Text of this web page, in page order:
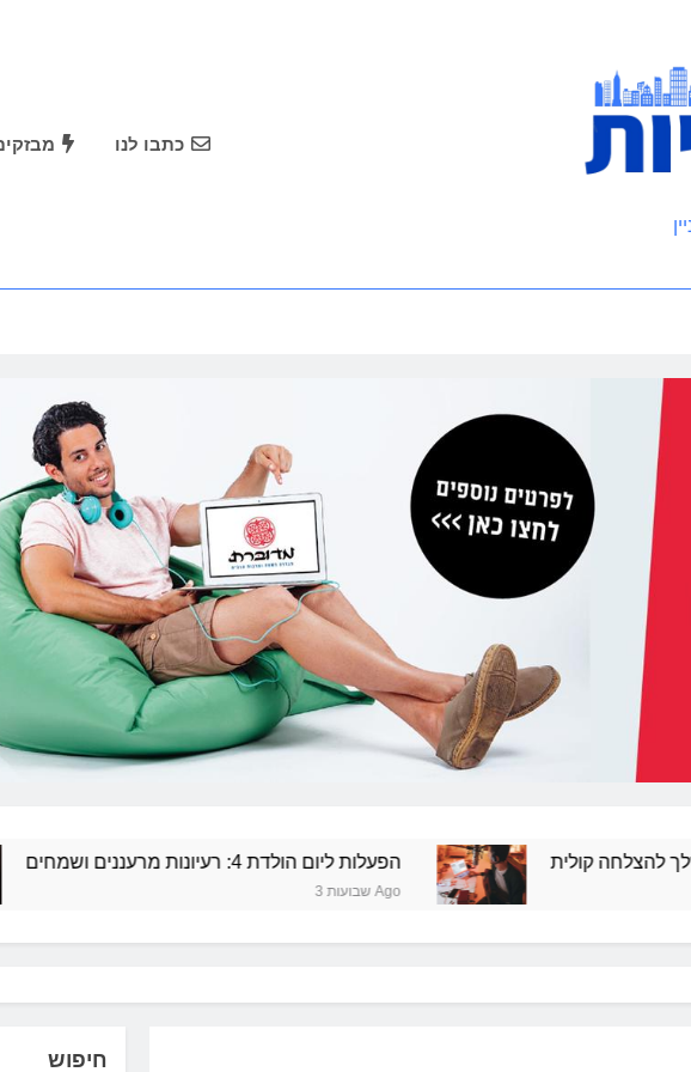
כתבו לנו
הפעלות ליום הולדת 4: רעיונות מרעננים ושמחים
3 שבועות Ago
חיפוש